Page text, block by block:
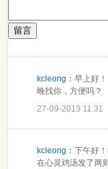
留言
kcleong： 早上好
晚找你，方便吗？
27-09-2013 11:31
kcleong： 下午好
在心灵鸡汤发了两